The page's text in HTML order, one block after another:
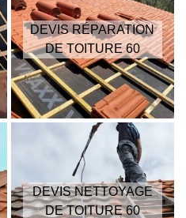
DEVIS RÉPARATION
DE TOITURE 60
DEVIS NETTOYAGE
DE TOITURE 60